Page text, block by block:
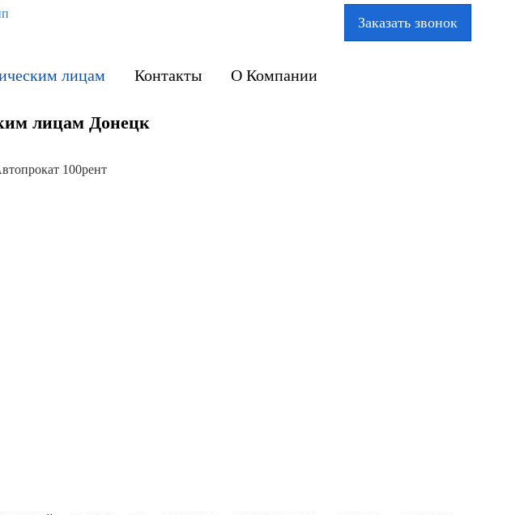
Заказать звонок
лицам Контакты О Компании
лицам Донецк